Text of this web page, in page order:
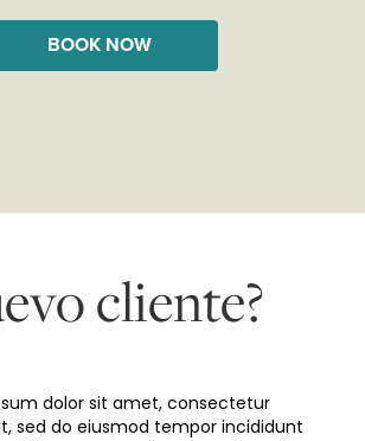
BOOK NOW
cliente?
dolor sit amet, consectetur
sed do eiusmod tempor incididunt